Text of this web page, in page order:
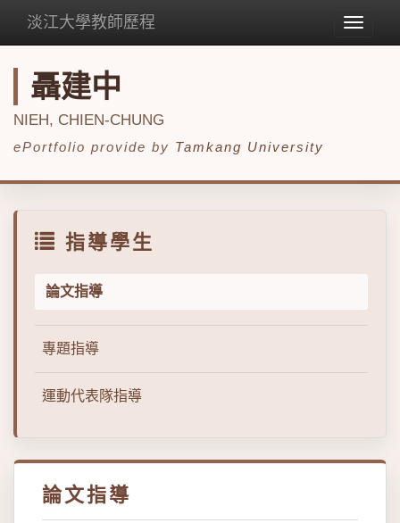
Toggle
淡江大學教師歷程
聶建中
NIEH, CHIEN-CHUNG
ePortfolio provide by Tamkang University
指導學生
論文指導
專題指導
運動代表隊指導
論文指導